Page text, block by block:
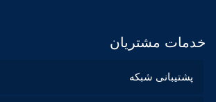
خدمات مشتریان
پشتیبانی شبکه